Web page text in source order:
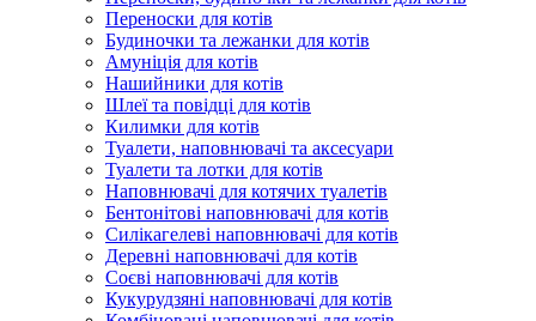
Переноски для котів
Будиночки та лежанки для котів
Амуніція для котів
Нашийники для котів
Шлеї та повідці для котів
Килимки для котів
Туалети, наповнювачі та аксесуари
Туалети та лотки для котів
Наповнювачі для котячих туалетів
Бентонітові наповнювачі для котів
Силікагелеві наповнювачі для котів
Деревні наповнювачі для котів
Соєві наповнювачі для котів
Кукурудзяні наповнювачі для котів